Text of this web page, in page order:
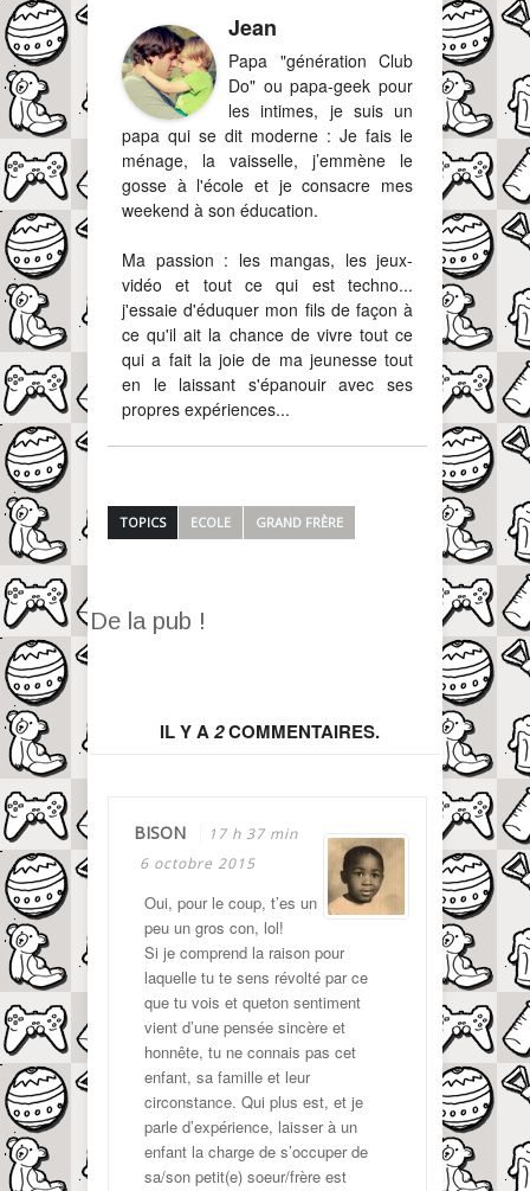
Jean
Papa "génération Club
Do" ou papa-geek pour
les intimes, je suis un
papa qui se dit moderne : Je fais le
ménage, la vaisselle, j’emmène le
gosse à l'école et je consacre mes
weekend à son éducation.
Ma passion : les mangas, les jeux-
vidéo et tout ce qui est techno...
j'essaie d'éduquer mon fils de façon à
ce qu'il ait la chance de vivre tout ce
qui a fait la joie de ma jeunesse tout
en le laissant s'épanouir avec ses
propres expériences...
TOPICS ECOLE GRAND FRÈRE
De la pub !
IL Y A2COMMENTAIRES.
BISON
17 h 37 min
6 octobre 2015
Oui, pour le coup, t’es un
peu un gros con, lol!
Si je comprend la raison pour
laquelle tu te sens révolté par ce
que tu vois et queton sentiment
vient d’une pensée sincère et
honnête, tu ne connais pas cet
enfant, sa famille et leur
circonstance. Qui plus est, et je
parle d’expérience, laisser à un
enfant la charge de s’occuper de
sa/son petit(e) soeur/frère est